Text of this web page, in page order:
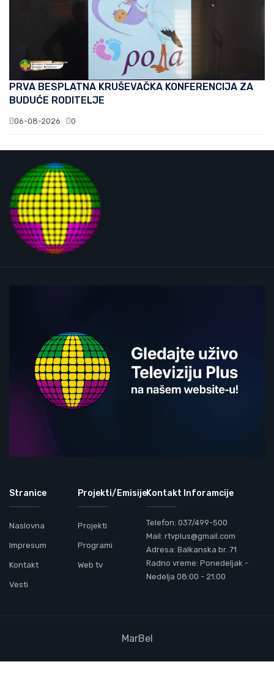
PRVA BESPLATNA KRUŠEVAČKA KONFERENCIJA ZA
BUDUĆE RODITELJE
06-08-2026 0
Stranice
Naslovna
Impresum
Kontakt
Vesti
Projekti/Emisije
Projekti
Programi
Web tv
Kontakt Inforamcije
Telefon: 037/499-500
Mail: rtvplus@gmail.com
Adresa: Balkanska br. 71
Radno vreme: Ponedeljak -
Nedelja 08:00 - 21:00
MarBel